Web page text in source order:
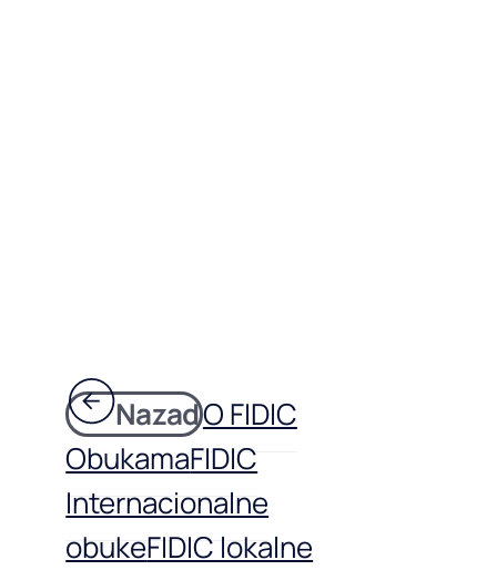
NazadO FIDIC
ObukamaFIDIC
Internacionalne
obukeFIDIC lokalne